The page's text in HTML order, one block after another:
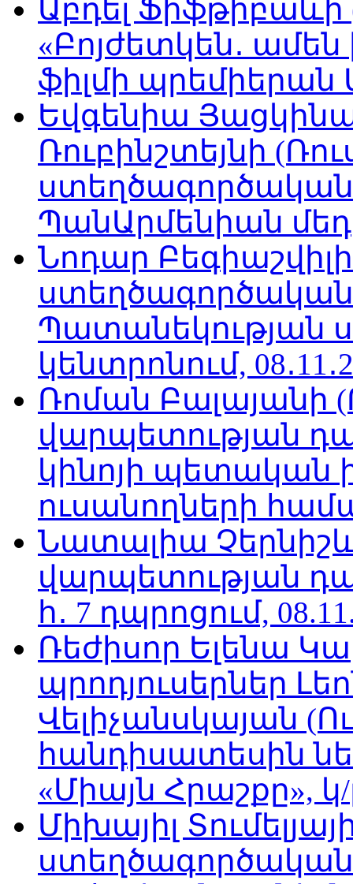
Աբդել
«Բոյժետկեն․
ֆիլմի պրեմիերան
Եվգենիա
Ռուբինշտեյնի
ՊանԱրմենիան
Նոդար
Պատանեկության
կենտրոնում,
Ռոման Բալայանի
վարպետության
կինոյի պետական
ուսանողների
Նատալիա
վարպետության
հ․ 7 դպրոցում,
Ռեժիսոր Ելենա
պրոդյուսերներ
Վելիչանսկայան
հանդիսատեսին
«Միայն Հրաշքը», կ/
Միխայիլ